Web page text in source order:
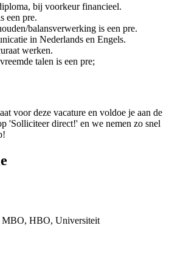
bij voorkeur financieel.
een pre.
balansverwerking is een pre.
in Nederlands en Engels.
werken.
talen is een pre;
voor deze vacature en voldoe je aan de
'Solliciteer direct!' en we nemen zo snel
MBO, HBO, Universiteit